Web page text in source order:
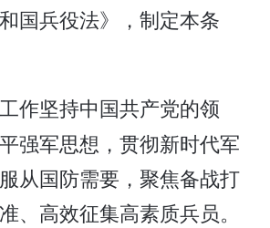
国兵役法》，制定本条
作坚持中国共产党的领
强军思想，贯彻新时代军
从国防需要，聚焦备战打
、高效征集高素质兵员。